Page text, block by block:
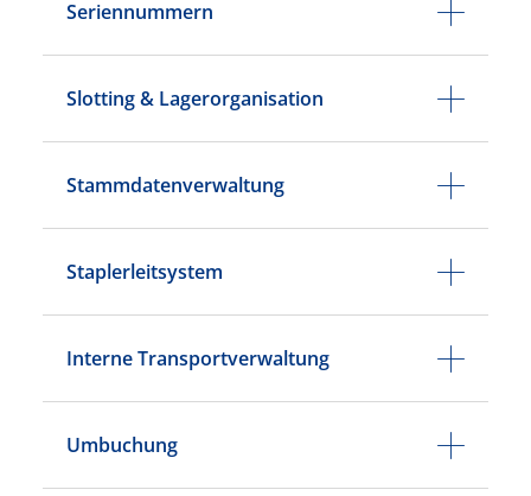
Seriennummern
Slotting & Lagerorganisation
Stammdatenverwaltung
Staplerleitsystem
Interne Transportverwaltung
Umbuchung